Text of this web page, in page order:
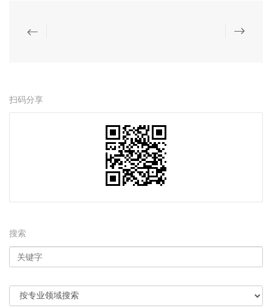
扫码分享
搜索